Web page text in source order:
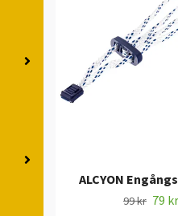
ALCYON
99 kr 79 kr